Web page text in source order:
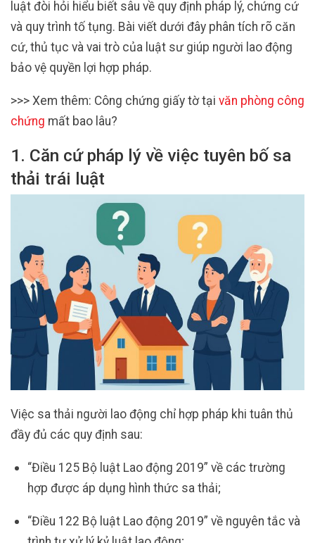
luật đòi hỏi hiểu biết sâu về quy định pháp lý, chứng cứ
và quy trình tố tụng. Bài viết dưới đây phân tích rõ căn
cứ, thủ tục và vai trò của luật sư giúp người lao động
bảo vệ quyền lợi hợp pháp.
>>> Xem thêm: Công chứng giấy tờ tại văn phòng công
chứng mất bao lâu?
1. Căn cứ pháp lý về việc tuyên bố sa
thải trái luật
Việc sa thải người lao động chỉ hợp pháp khi tuân thủ
đầy đủ các quy định sau:
“Điều 125 Bộ luật Lao động 2019” về các trường
hợp được áp dụng hình thức sa thải;
“Điều 122 Bộ luật Lao động 2019” về nguyên tắc và